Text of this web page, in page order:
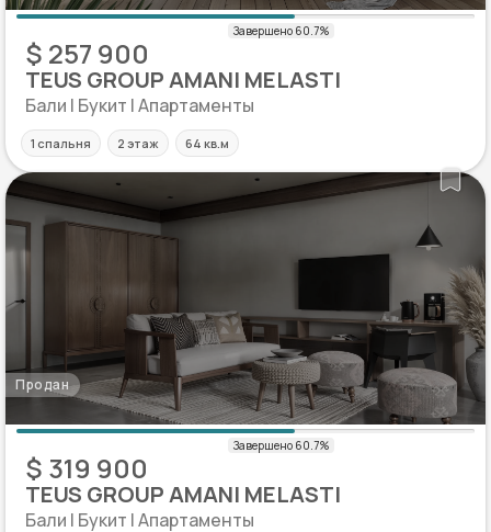
$ 257 900
TEUS GROUP AMANI MELASTI
Бали | Букит | Апартаменты
1 спальня 2 этаж 64 кв.м
Продан
$ 319 900
TEUS GROUP AMANI MELASTI
Бали | Букит | Апартаменты